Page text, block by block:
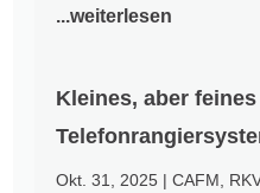
...weiterlesen
Kleines, aber
Okt. 31, 2025 |CAFM